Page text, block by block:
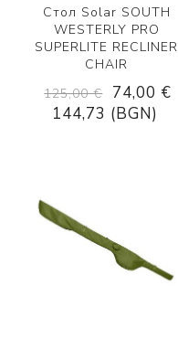
Стол Solar SOUTH
WESTERLY PRO
SUPERLITE RECLINER
CHAIR
125,00 €
74,00 €
144,73 (BGN)